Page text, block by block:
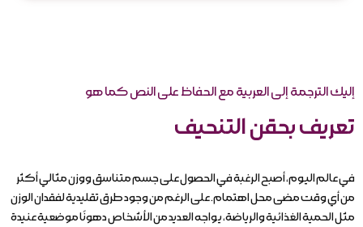
إليك الترجمة إلى العربية مع الحفاظ على النص كما هو
تعريف بحقن التنحيف
في عالم اليوم، أصبح الرغبة في الحصول على جسم متناسق ووزن مثالي أكثر
من أي وقت مضى محل اهتمام. على الرغم من وجود طرق تقليدية لفقدان الوزن
مثل الحمية الغذائية والرياضة، يواجه العديد من الأشخاص دهونًا موضعية عنيدة